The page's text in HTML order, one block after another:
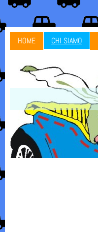
HOME CHI SIAMO